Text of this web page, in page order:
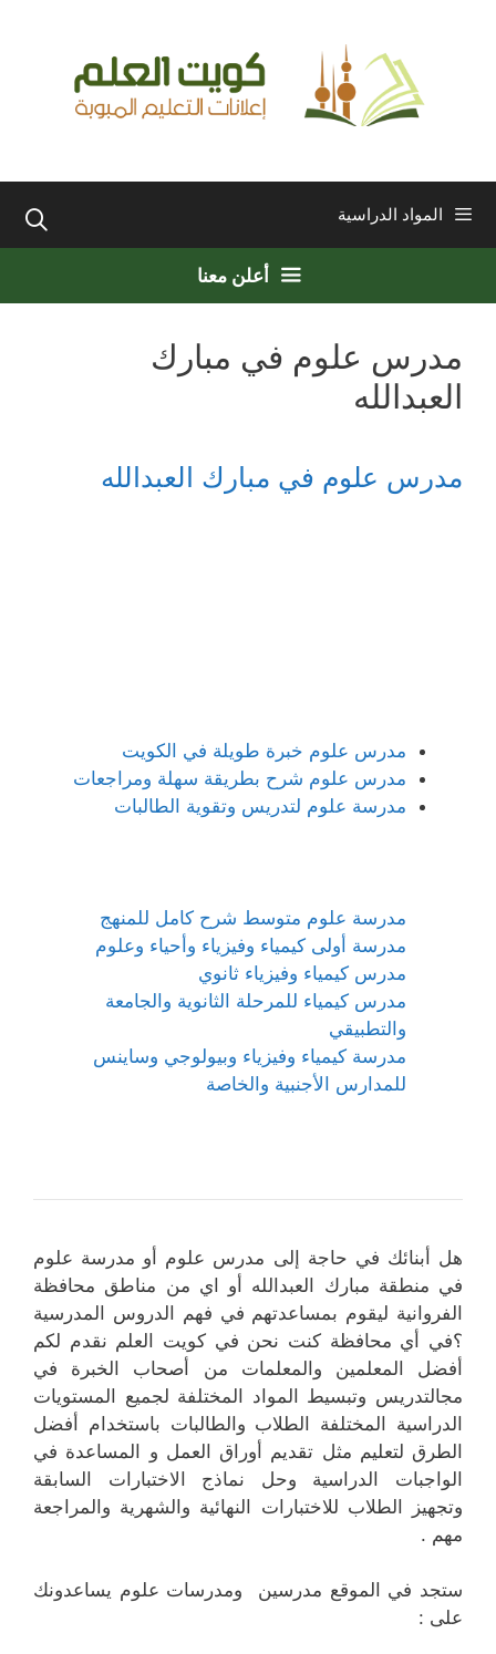
المواد الدراسية
أعلن معنا
مدرس علوم في مبارك
العبدالله
مدرس علوم في مبارك العبدالله
مدرس علوم خبرة طويلة في الكويت
مدرس علوم شرح بطريقة سهلة ومراجعات
مدرسة علوم لتدريس وتقوية الطالبات
مدرسة علوم متوسط شرح كامل للمنهج
مدرسة أولى كيمياء وفيزياء وأحياء وعلوم
مدرس كيمياء وفيزياء ثانوي
مدرس كيمياء للمرحلة الثانوية والجامعة
والتطبيقي
مدرسة كيمياء وفيزياء وبيولوجي وساينس
للمدارس الأجنبية والخاصة
هل أبنائك في حاجة إلى مدرس علوم أو مدرسة علوم
في منطقة مبارك العبدالله أو اي من مناطق محافظة
الفروانية ليقوم بمساعدتهم في فهم الدروس المدرسية
؟في أي محافظة كنت نحن في كويت العلم نقدم لكم
أفضل المعلمين والمعلمات من أصحاب الخبرة في
مجالتدريس وتبسيط المواد المختلفة لجميع المستويات
الدراسية المختلفة الطلاب والطالبات باستخدام أفضل
الطرق لتعليم مثل تقديم أوراق العمل و المساعدة في
الواجبات الدراسية وحل نماذج الاختبارات السابقة
وتجهيز الطلاب للاختبارات النهائية والشهرية والمراجعة
مهم .
ستجد في الموقع مدرسين ومدرسات علوم يساعدونك
على :